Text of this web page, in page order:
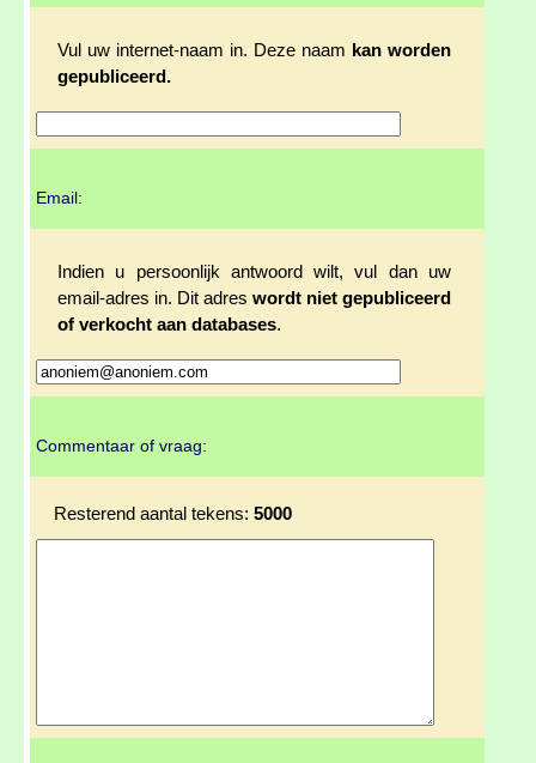
Vul uw internet-naam in. Deze naam kan worden
gepubliceerd.
Email:
Indien u persoonlijk antwoord wilt, vul dan uw
email-adres in. Dit adres wordt niet gepubliceerd
of verkocht aan databases.
Commentaar of vraag:
Resterend aantal tekens: 5000